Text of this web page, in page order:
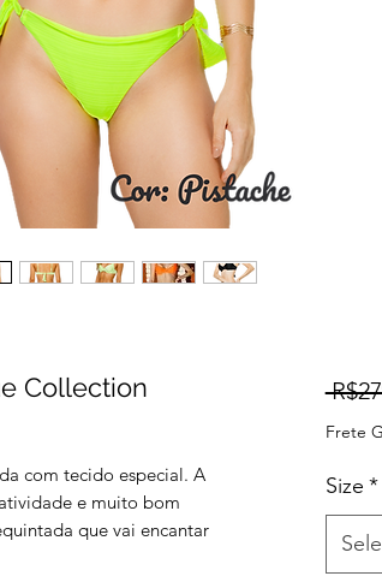
Collection
com tecido especial. A
e muito bom
que vai encantar
Frete
Size *